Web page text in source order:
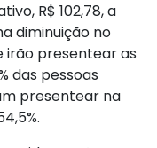
R$ 102,78, a
diminuição no
irão presentear as
das pessoas
presentear na